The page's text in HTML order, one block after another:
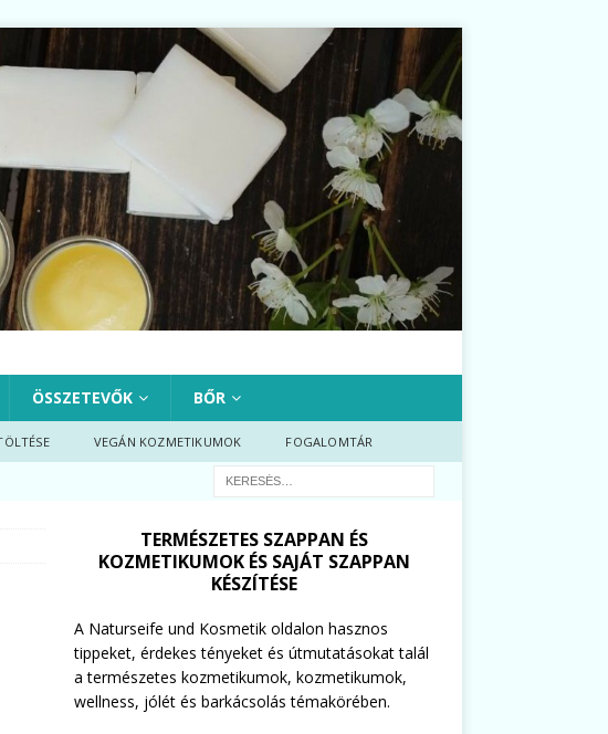
ÖSSZETEVŐK BŐR
VEGÁN KOZMETIKUMOK FOGALOMTÁR
TERMÉSZETES SZAPPAN ÉS
KOZMETIKUMOK ÉS SAJÁT SZAPPAN
KÉSZÍTÉSE
A Naturseife und Kosmetik oldalon hasznos
tippeket, érdekes tényeket és útmutatásokat talál
a természetes kozmetikumok, kozmetikumok,
wellness, jólét és barkácsolás témakörében.